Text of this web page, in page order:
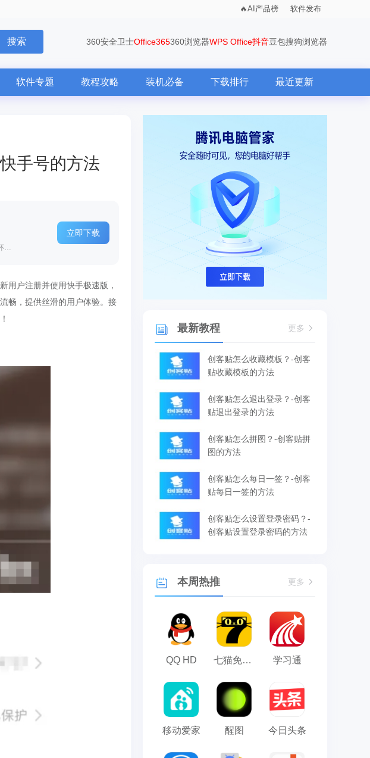
AI产品榜 软件发布
搜索 360安全卫士Office365360浏览器WPS Office抖音豆包搜狗浏览器
软件专题 教程攻略 装机必备 下载排行 最近更新
手号的方法
软件介绍: 快手极速版是北京快手科技官方推出的轻量化短视频社交平台，专为低配置手机与弱网环境优化。安装...
立即下载
用户注册并使用快手极速版，
畅，提供丝滑的用户体验。接
最新教程 更多
创客贴怎么收藏模板？-创客
贴收藏模板的方法
创客贴怎么退出登录？-创客
贴退出登录的方法
创客贴怎么拼图？-创客贴拼
图的方法
创客贴怎么每日一签？-创客
贴每日一签的方法
创客贴怎么设置登录密码？-
创客贴设置登录密码的方法
本周热推 更多
QQ HD 七猫免费小说 学习通
移动爱家 醒图 今日头条